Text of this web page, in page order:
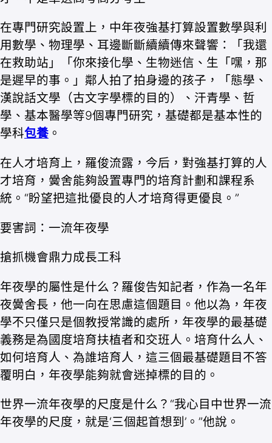
在專門研究設置上，中年夜強基打算設置數學與利
用數學、物理學、耳邊斷斷續續傳來聲響：「我還
在救助站」「你來接化學、生物迷信、生「嘿，那
是遲早的事。」鄰人拍了拍身邊的孩子，「態學、
漢說話文學（古文字學標的目的）、汗青學、哲
學、基本醫學等9個專門研究，基礎都是基本性的
學科包養 。
在人才培育上，羅俊流露，今后，對強基打算的人
才培育，黌舍能夠設置專門的培育計劃和課程系
統。“盼望把這批優良的人才培育得更優良。”
要害詞：一流年夜學
搶抓機會鼎力成長工科
年夜學的屬性是什么？羅俊告知記者，作為一名年
夜黌舍長，他一向在思慮這個題目。他以為，年夜
學不只僅只是個教授常識的處所，年夜學的最基礎
義務是為國度培育扶植者和交班人。培育什么人、
如何培育人、為誰培育人，這三個最基礎題目不答
覆明白，年夜學能夠就會迷掉標的目的。
世界一流年夜學的尺度是什么？“我心目中世界一流
年夜學的尺度，就是‘三個起首想到’。”他說。